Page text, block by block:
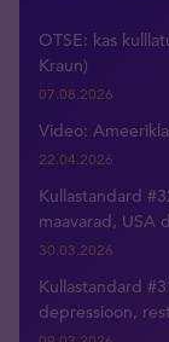
OTSE: kas
Kraun)
07.08.2026
Video:
22.04.2026
Kullastandard
maavarad, USA
30.03.2026
Kullastandard
depressioon,